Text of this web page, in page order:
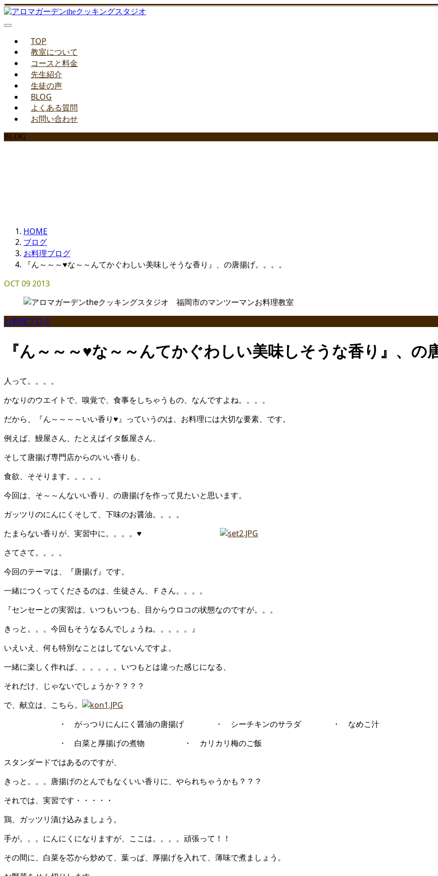
TOP
教室について
コースと料金
先生紹介
生徒の声
BLOG
よくある質問
お問い合わせ
BLOG
HOME
ブログ
お料理ブログ
『ん～～～♥な～～んてかぐわしい美味しそうな香り』、の唐揚げ。。。。
OCT092013
お料理ブログ
『ん～～～♥な～～んてかぐわしい美味しそうな香り』、の
人って。。。。
かなりのウエイトで、嗅覚で、食事をしちゃうもの、なんですよね。。。。
だから、『ん～～～～いい香り♥』っていうのは、お料理には大切な要素、です。
例えば、鰻屋さん、たとえばイタ飯屋さん、
そして唐揚げ専門店からのいい香りも、
食欲、そそります。。。。。
今回は、そ～～んないい香り、の唐揚げを作って見たいと思います。
ガッツリのにんにくそして、下味のお醤油。。。。
たまらない香りが、実習中に。。。。♥
さてさて。。。。
今回のテーマは、『唐揚げ』です。
一緒につくってくださるのは、生徒さん、Ｆさん。。。。
『センセーとの実習は、いつもいつも、目からウロコの状態なのですが。。。
きっと。。。今回もそうなるんでしょうね。。。。。』
いえいえ、何も特別なことはしてないんですよ。
一緒に楽しく作れば、。。。。。いつもとは違った感じになる、
それだけ、じゃないでしょうか？？？？
で、献立は、こちら。
・ がっつりにんにく醤油の唐揚げ ・ シーチキンのサラダ ・ なめこ汁
・ 白菜と厚揚げの煮物 ・ カリカリ梅のご飯
スタンダードではあるのですが、
きっと。。。唐揚げのとんでもなくいい香りに、やられちゃうかも？？？
それでは、実習です・・・・・
鶏、ガッツリ漬け込みましょう。
手が。。。にんにくになりますが、ここは。。。。頑張って！！
その間に、白菜を芯から炒めて、葉っぱ、厚揚げを入れて、薄味で煮ましょう。